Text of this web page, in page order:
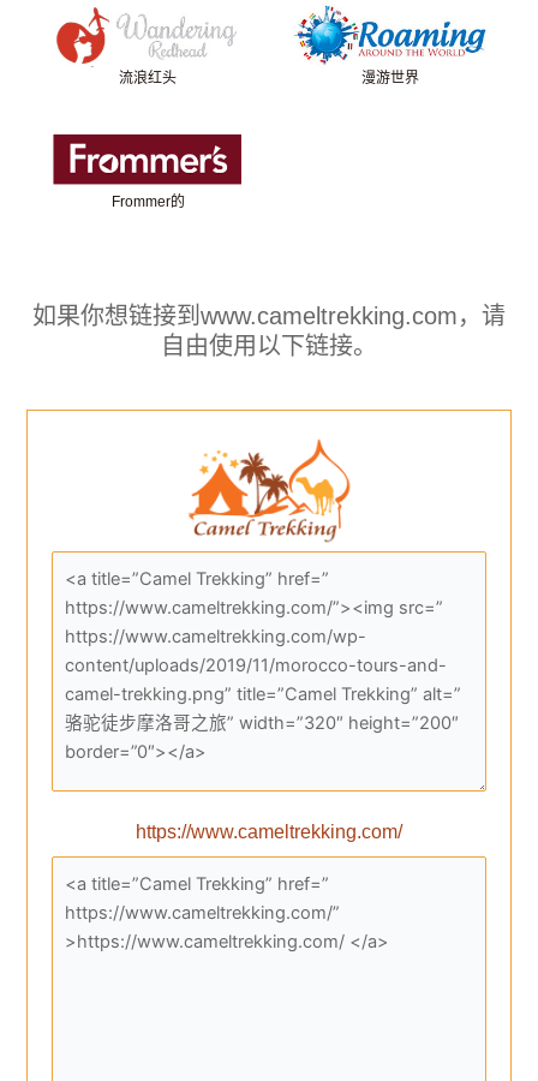
流浪红头 漫游世界
Frommer的
如果你想链接到www.cameltrekking.com，请
自由使用以下链接。
https://www.cameltrekking.com/